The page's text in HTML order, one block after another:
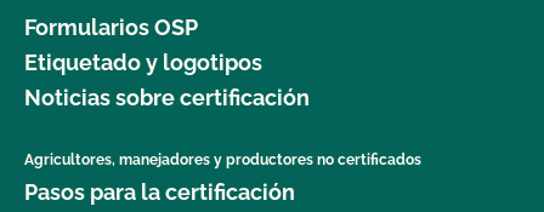
Formularios OSP
Etiquetado y logotipos
Noticias sobre certificación
Agricultores, manejadores y productores no certificados
Pasos para la certificación